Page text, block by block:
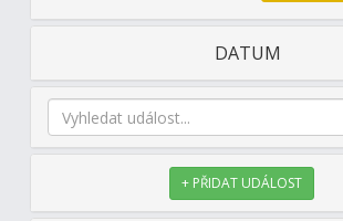
DATUM
+ PŘIDAT UDÁLOST